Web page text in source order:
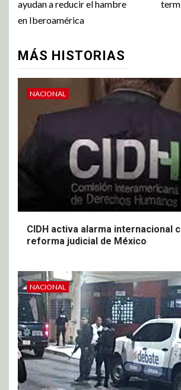
ayudan a reducir el hambre
en Iberoamérica
MÁS HISTORIAS
NACIONAL
CIDH activa alarma internacional
reforma judicial de México
NACIONAL